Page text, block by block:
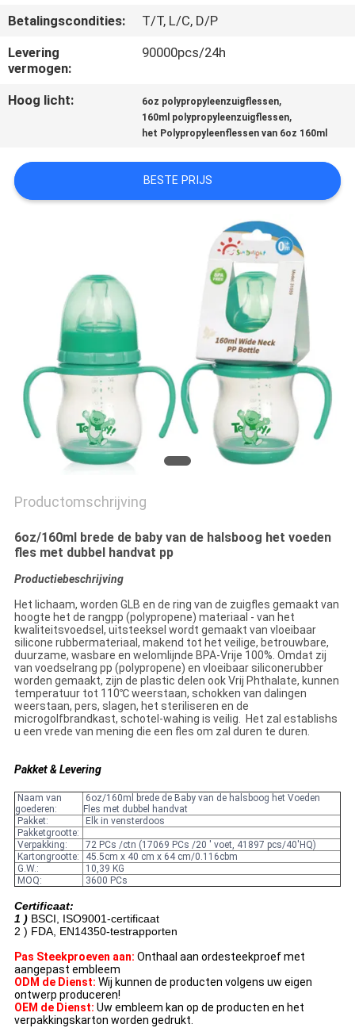
NIEUWS
ALLE
GEVALLEN
SHOPPING
SITEMAP
POLICY
Betalingscondities:
T/T, L/C, D/P
Levering
vermogen:
90000pcs/24h
Hoog licht: 6oz polypropyleenzuigflessen,
160ml polypropyleenzuigflessen,
het Polypropyleenflessen van 6oz 160ml
BESTE PRIJS
Productomschrijving
6oz/160ml brede de baby van de halsboog het voeden
fles met dubbel handvat pp
Productiebeschrijving
Het lichaam, worden GLB en de ring van de zuigfles gemaakt van
hoogte het de rangpp (polypropene) materiaal - van het
kwaliteitsvoedsel, uitsteeksel wordt gemaakt van vloeibaar
silicone rubbermateriaal, makend tot het veilige, betrouwbare,
duurzame, wasbare en welomlijnde BPA-Vrije 100%. Omdat zij
van voedselrang pp (polypropene) en vloeibaar siliconerubber
worden gemaakt, zijn de plastic delen ook Vrij Phthalate, kunnen
temperatuur tot 110℃ weerstaan, schokken van dalingen
weerstaan, pers, slagen, het steriliseren en de
microgolfbrandkast, schotel-wahing is veilig. Het zal establishs
u een vrede van mening die een fles om zal duren te duren.
Pakket & Levering
Naam van
goederen:
6oz/160ml brede de Baby van de halsboog het Voeden
Fles met dubbel handvat
Pakket:
Elk in vensterdoos
Pakketgrootte:
Verpakking:
72 PCs /ctn (17069 PCs /20 ' voet, 41897 pcs/40'HQ)
Kartongrootte:
45.5cm x 40 cm x 64 cm/0.116cbm
G.W.:
10,39 KG
MOQ:
3600 PCs
Certificaat:
1 ) BSCI, ISO9001-certificaat
2 ) FDA, EN14350-testrapporten
Pas Steekproeven aan: Onthaal aan ordesteekproef met
aangepast embleem
ODM de Dienst: Wij kunnen de producten volgens uw eigen
ontwerp produceren!
OEM de Dienst: Uw embleem kan op de producten en het
verpakkingskarton worden gedrukt.